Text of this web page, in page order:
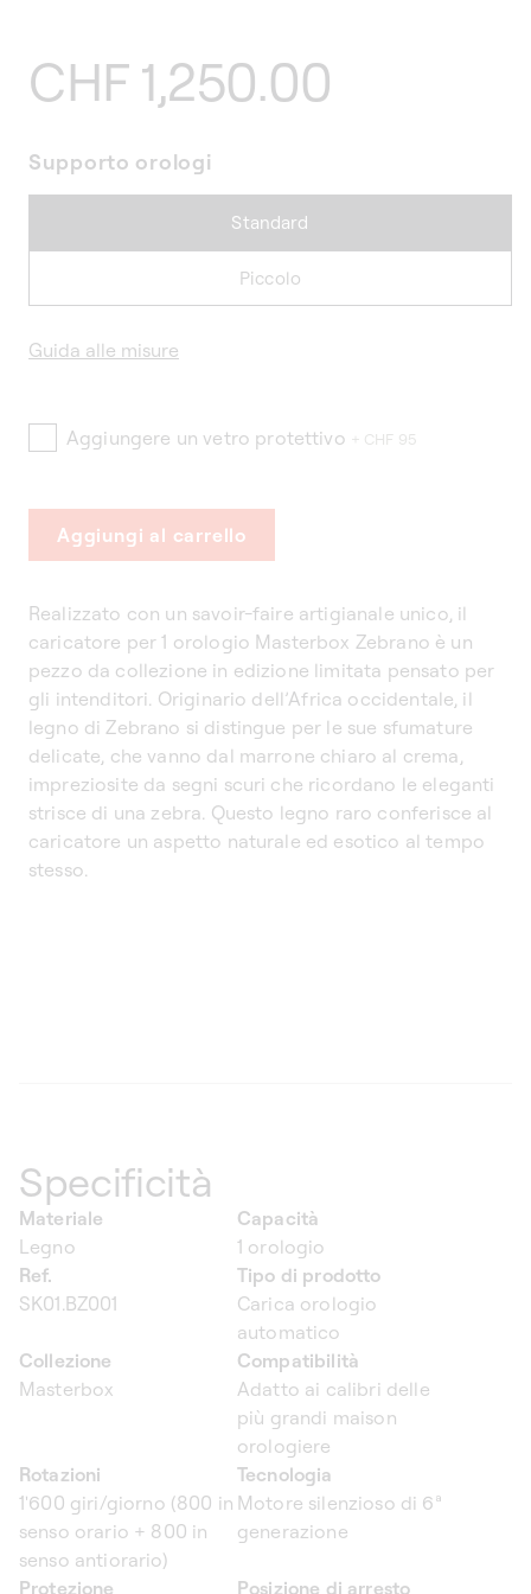
Prezzo
di
listino
CHF 1,250.00
Realizzato con un savoir-faire artigianale unico, il
caricatore per 1 orologio Masterbox Zebrano è un
pezzo da collezione in edizione limitata pensato per
gli intenditori. Originario dell’Africa occidentale, il
legno di Zebrano si distingue per le sue sfumature
delicate, che vanno dal marrone chiaro al crema,
impreziosite da segni scuri che ricordano le eleganti
strisce di una zebra. Questo legno raro conferisce al
caricatore un aspetto naturale ed esotico al tempo
stesso.
Supporto orologi
Standard
Piccolo
Guida alle misure
Aggiungere un vetro protettivo + CHF 95
Aggiungi al carrello
Specificità
Materiale
Legno
Capacità
1 orologio
Ref.
SK01.BZ001
Tipo di prodotto
Carica orologio
automatico
Collezione
Masterbox
Compatibilità
Adatto ai calibri delle
più grandi maison
orologiere
Rotazioni
1'600 giri/giorno (800 in
senso orario + 800 in
senso antiorario)
Tecnologia
Motore silenzioso di 6ª
generazione
Protezione Posizione di arresto